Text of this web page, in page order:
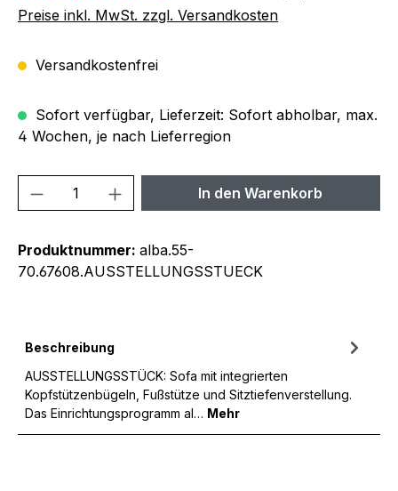
Preise inkl. MwSt. zzgl. Versandkosten
Versandkostenfrei
Sofort verfügbar, Lieferzeit: Sofort abholbar, max.
4 Wochen, je nach Lieferregion
Produkt Anzahl: Gib denIn den Warenkorb
Produktnummer: alba.55-
70.67608.AUSSTELLUNGSSTUECK
Beschreibung
AUSSTELLUNGSSTÜCK: Sofa mit integrierten
Kopfstützenbügeln, Fußstütze und Sitztiefenverstellung.
Das Einrichtungsprogramm al… Mehr